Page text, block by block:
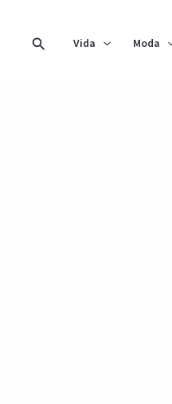
Pesquisar
Vida Moda